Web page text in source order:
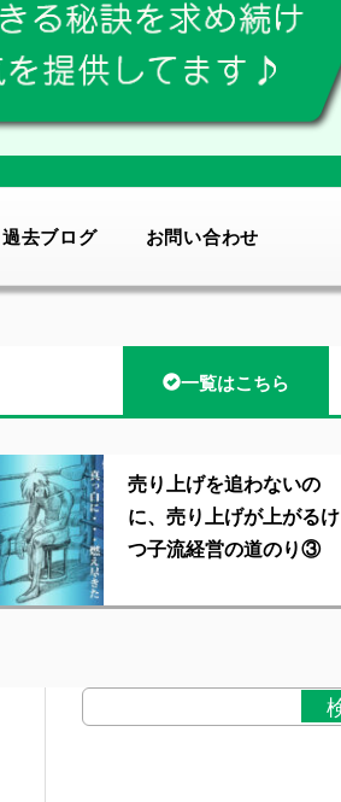
過去ブログ お問い合わせ
一覧はこちら
売り上げを追わないの
に、売り上げが上がるけ
つ子流経営の道のり③